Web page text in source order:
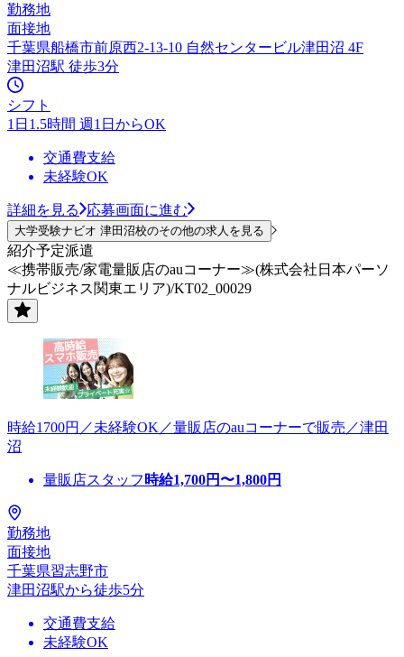
勤務地
面接地
千葉県船橋市前原西2-13-10 自然センタービル津田沼 4F
津田沼駅 徒歩3分
シフト
1日1.5時間 週1日からOK
交通費支給
未経験OK
詳細を見る 応募画面に進む
大学受験ナビオ 津田沼校のその他の求人を見る
紹介予定派遣
≪携帯販売/家電量販店のauコーナー≫(株式会社日本パーソ
ナルビジネス関東エリア)/KT02_00029
時給1700円／未経験OK／量販店のauコーナーで販売／津田
沼
量販店スタッフ 時給1,700円〜1,800円
勤務地
面接地
千葉県習志野市
津田沼駅から徒歩5分
交通費支給
未経験OK